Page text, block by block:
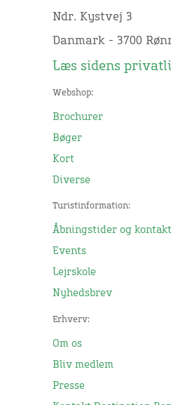
Ndr. Kystvej 3
Danmark - 3700
Læs sidens
Webshop:
Brochurer
Bøger
Kort
Diverse
Turistinformation:
Åbningstider og kontakt
Events
Lejrskole
Nyhedsbrev
Erhverv:
Om os
Bliv medlem
Presse